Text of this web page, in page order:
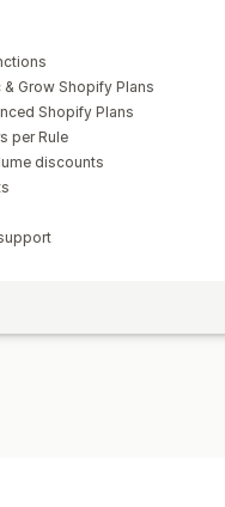
Grow Shopify Plans
Shopify Plans
per Rule
discounts